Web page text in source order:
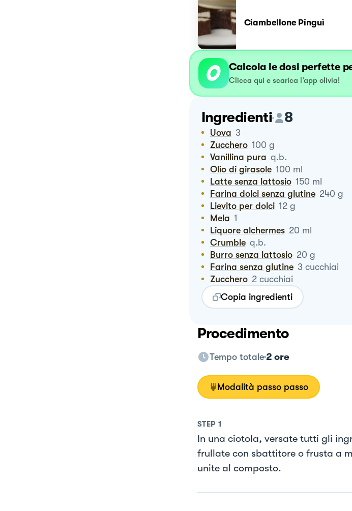
Ciambellone Pinguì
Calcola le dosi perfette
Clicca qui e scarica l’app olivia!
Ingredienti 8
Uova 3
Zucchero 100 g
Vanillina pura q.b.
Olio di girasole 100 ml
Latte senza lattosio 150 ml
Farina dolci senza glutine 240 g
Lievito per dolci 12 g
Mela 1
Liquore alchermes 20 ml
Crumble q.b.
Burro senza lattosio 20 g
Farina senza glutine 3 cucchiai
Zucchero 2 cucchiai
Copia ingredienti
Procedimento
Tempo totale 2 ore
Modalità passo passo
STEP 1
In una ciotola, versate tutti gli
frullate con sbattitore o frusta a
unite al composto.